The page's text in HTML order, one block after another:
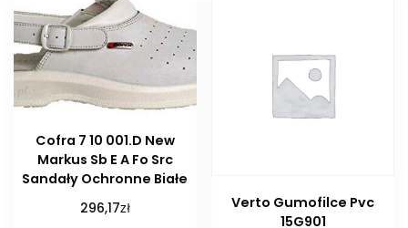
Cofra 7 10 001.D New
Markus Sb E A Fo Src
Sandały Ochronne Białe
296,17zł
Verto Gumofilce Pvc
15G901